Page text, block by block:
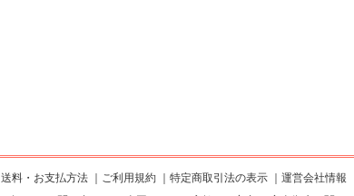
送料・お支払方法 ご利用規約 特定商取引法の表示
運営会社情報